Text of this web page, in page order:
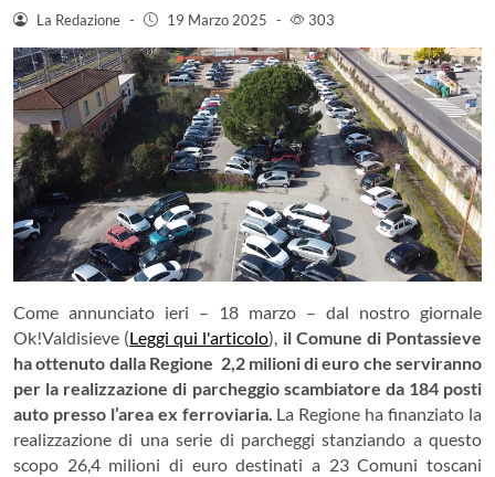
La Redazione - 19 Marzo 2025 - 303
Come annunciato ieri – 18 marzo – dal nostro giornale
Ok!Valdisieve (Leggi qui l'articolo), il Comune di Pontassieve
ha ottenuto dalla Regione 2,2 milioni di euro che serviranno
per la realizzazione di parcheggio scambiatore da 184 posti
auto presso l’area ex ferroviaria. La Regione ha finanziato la
realizzazione di una serie di parcheggi stanziando a questo
scopo 26,4 milioni di euro destinati a 23 Comuni toscani